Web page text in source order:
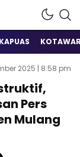
KAPUAS
2025 | 8:58 pm
Pers
Mulang